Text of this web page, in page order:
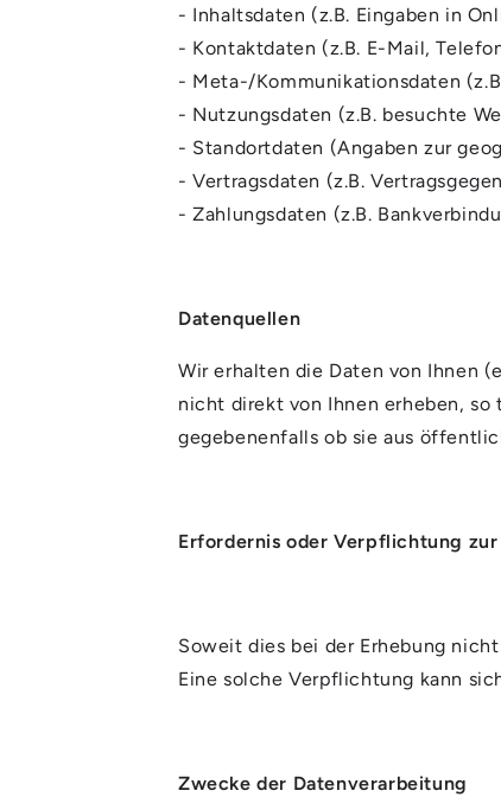
- Inhaltsdaten (z.B. Eingaben in
- Kontaktdaten (z.B. E-Mail,
- Meta-/Kommunikationsdaten
- Nutzungsdaten (z.B. besuchte
- Standortdaten (Angaben zur
- Vertragsdaten (z.B.
- Zahlungsdaten (z.B.
Datenquellen
Wir erhalten die Daten von Ihnen
nicht direkt von Ihnen erheben,
gegebenenfalls ob sie aus
Erfordernis oder Verpflichtung
Soweit dies bei der Erhebung
Eine solche Verpflichtung kann
Zwecke der Datenverarbeitung